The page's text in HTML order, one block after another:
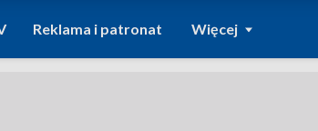
Reklama i patronat Więcej